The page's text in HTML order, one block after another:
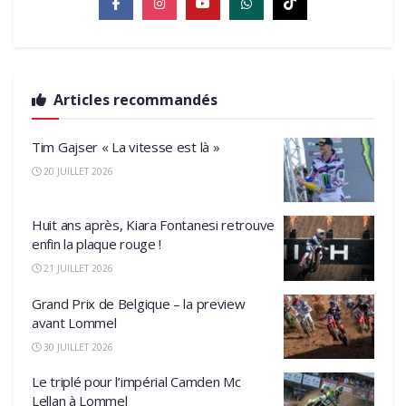
Articles recommandés
Tim Gajser « La vitesse est là »
20 JUILLET 2026
Huit ans après, Kiara Fontanesi retrouve
enfin la plaque rouge !
21 JUILLET 2026
Grand Prix de Belgique – la preview
avant Lommel
30 JUILLET 2026
Le triplé pour l’impérial Camden Mc
Lellan à Lommel